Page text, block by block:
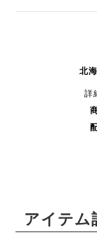
北
詳
アイテム